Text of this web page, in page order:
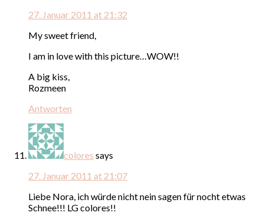
27. Januar 2011 at 21:32
My sweet friend,
I am in love with this picture…WOW!!
A big kiss,
Rozmeen
Antworten
colores says
27. Januar 2011 at 21:07
Liebe Nora, ich würde nicht nein sagen für nocht etwas
Schnee!!! LG colores!!